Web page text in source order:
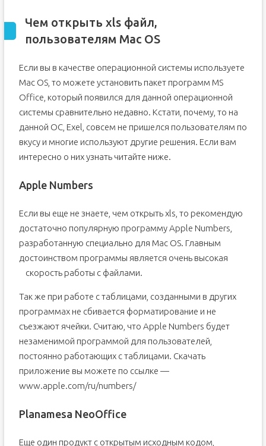
Чем открыть xls файл,
пользователям Mac OS
Если вы в качестве операционной системы используете
Mac OS, то можете установить пакет программ MS
Office, который появился для данной операционной
системы сравнительно недавно. Кстати, почему, то на
данной ОС, Exel, совсем не пришелся пользователям по
вкусу и многие используют другие решения. Если вам
интересно о них узнать читайте ниже.
Apple Numbers
Если вы еще не знаете, чем открыть xls, то рекомендую
достаточно популярную программу Apple Numbers,
разработанную специально для Mac OS. Главным
достоинством программы является очень высокая
скорость работы с файлами.
Так же при работе с таблицами, созданными в других
программах не сбивается форматирование и не
съезжают ячейки. Считаю, что Apple Numbers будет
незаменимой программой для пользователей,
постоянно работающих с таблицами. Скачать
приложение вы можете по ссылке —
www.apple.com/ru/numbers/
Planamesa NeoOffice
Еще один продукт с открытым исходным кодом,